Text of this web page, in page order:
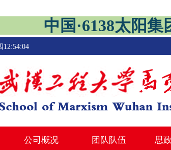
中国·6138太阳
12:54:05
公司概况 团队队伍 思